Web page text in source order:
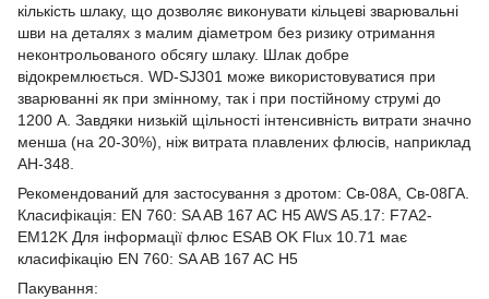
кількість шлаку, що дозволяє виконувати кільцеві зварювальні
шви на деталях з малим діаметром без ризику отримання
неконтрольованого обсягу шлаку. Шлак добре
відокремлюється. WD-SJ301 може використовуватися при
зварюванні як при змінному, так і при постійному струмі до
1200 А. Завдяки низькій щільності інтенсивність витрати значно
менша (на 20-30%), ніж витрата плавлених флюсів, наприклад
АН-348.
Рекомендований для застосування з дротом: Св-08А, Св-08ГА.
Класифікація: EN 760: SA AB 167 AC H5 AWS A5.17: F7A2-
EM12K Для інформації флюс ESAB OK Flux 10.71 має
класифікацію EN 760: SA AB 167 AC H5
Пакування: